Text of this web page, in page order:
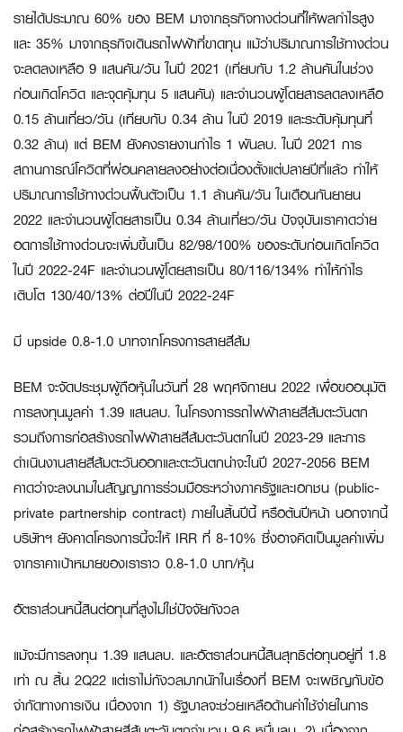
รายได้ประมาณ 60% ของ BEM มาจากธุรกิจทางด่วนที่ให้ผลกำไรสูง
และ 35% มาจากธุรกิจเดินรถไฟฟ้าที่ขาดทุน แม้ว่าปริมาณการใช้ทางด่วน
จะลดลงเหลือ 9 แสนคัน/วัน ในปี 2021 (เทียบกับ 1.2 ล้านคันในช่วง
ก่อนเกิดโควิด และจุดคุ้มทุน 5 แสนคัน) และจำนวนผู้โดยสารลดลงเหลือ
0.15 ล้านเที่ยว/วัน (เทียบกับ 0.34 ล้าน ในปี 2019 และระดับคุ้มทุนที่
0.32 ล้าน) แต่ BEM ยังคงรายงานกำไร 1 พันลบ. ในปี 2021 การ
สถานการณ์โควิดที่ผ่อนคลายลงอย่างต่อเนื่องตั้งแต่ปลายปีที่แล้ว ทำให้
ปริมาณการใช้ทางด่วนฟื้นตัวเป็น 1.1 ล้านคัน/วัน ในเดือนกันยายน
2022 และจำนวนผู้โดยสารเป็น 0.34 ล้านเที่ยว/วัน ปัจจุบันเราคาดว่าย
อดการใช้ทางด่วนจะเพิ่มขึ้นเป็น 82/98/100% ของระดับก่อนเกิดโควิด
ในปี 2022-24F และจำนวนผู้โดยสารเป็น 80/116/134% ทำให้กำไร
เติบโต 130/40/13% ต่อปีในปี 2022-24F
มี upside 0.8-1.0 บาทจากโครงการสายสีส้ม
BEM จะจัดประชุมผู้ถือหุ้นในวันที่ 28 พฤศจิกายน 2022 เพื่อขออนุมัติ
การลงทุนมูลค่า 1.39 แสนลบ. ในโครงการรถไฟฟ้าสายสีส้มตะวันตก
รวมถึงการก่อสร้างรถไฟฟ้าสายสีส้มตะวันตกในปี 2023-29 และการ
ดำเนินงานสายสีส้มตะวันออกและตะวันตกน่าจะในปี 2027-2056 BEM
คาดว่าจะลงนามในสัญญาการร่วมมือระหว่างภาครัฐและเอกชน (public-
private partnership contract) ภายในสิ้นปีนี้ หรือต้นปีหน้า นอกจากนี้
บริษัทฯ ยังคาดโครงการนี้จะให้ IRR ที่ 8-10% ซึ่งอาจคิดเป็นมูลค่าเพิ่ม
จากราคาเป้าหมายของเราราว 0.8-1.0 บาท/หุ้น
อัตราส่วนหนี้สินต่อทุนที่สูงไม่ใช่ปัจจัยกังวล
แม้จะมีการลงทุน 1.39 แสนลบ. และอัตราส่วนหนี้สินสุทธิต่อทุนอยู่ที่ 1.8
เท่า ณ สิ้น 2Q22 แต่เราไม่กังวลมากนักในเรื่องที่ BEM จะเผชิญกับข้อ
จำกัดทางการเงิน เนื่องจาก 1) รัฐบาลจะช่วยเหลือด้านค่าใช้จ่ายในการ